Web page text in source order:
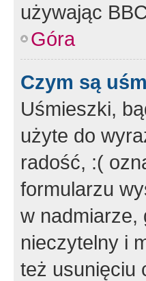
używając
Góra
Czym są
Uśmieszki,
użyte do
radość, :(
formularzu
w nadmiarze,
nieczytelny i
też usunięciu